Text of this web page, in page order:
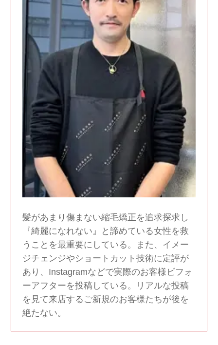
髪があまり傷まない縮毛矯正を追求探求し
『綺麗になれない』と諦めている女性を救
うことを最重要にしている。また、イメー
ジチェンジやショートカット技術に定評が
あり、Instagramなどで実際のお客様ビフォ
ーアフターを投稿している。リアルな投稿
を見て来店するご新規のお客様たちが後を
絶たない。